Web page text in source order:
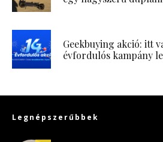
Geekbuying akció: itt
évfordulós kampány
Legnépszerűbbek